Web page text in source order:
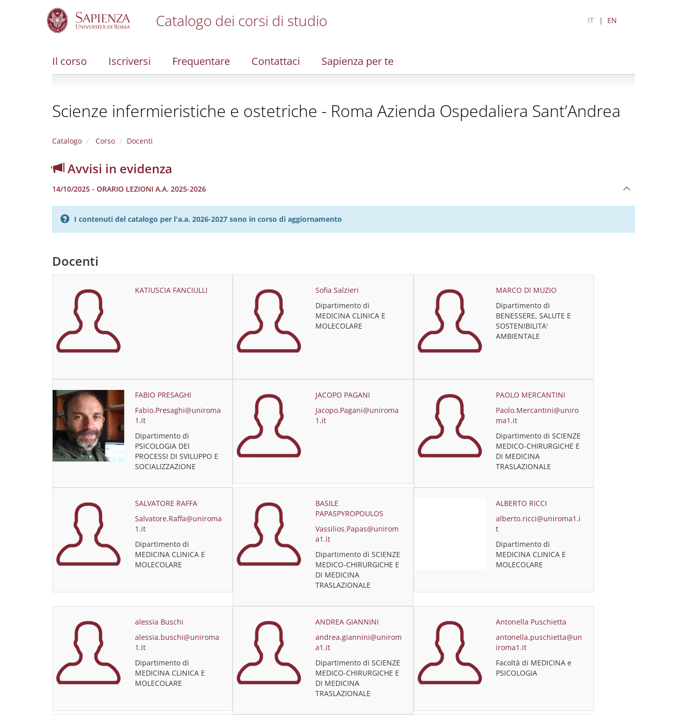
Catalogo dei corsi di studio IT EN
Il corso Iscriversi Frequentare Contattaci Sapienza per te
Scienze infermieristiche e ostetriche - Roma Azienda Ospedaliera Sant’Andrea
Catalogo Corso Docenti
Avvisi in evidenza
14/10/2025 - ORARIO LEZIONI A.A. 2025-2026
I contenuti del catalogo per l'a.a. 2026-2027 sono in corso di aggiornamento
Docenti
KATIUSCIA FANCIULLI
Sofia Salzieri
Dipartimento di
MEDICINA CLINICA E
MOLECOLARE
MARCO DI MUZIO
Dipartimento di
BENESSERE, SALUTE E
SOSTENIBILITA'
AMBIENTALE
FABIO PRESAGHI
Fabio.Presaghi@uniroma
1.it
Dipartimento di
PSICOLOGIA DEI
PROCESSI DI SVILUPPO E
SOCIALIZZAZIONE
JACOPO PAGANI
Jacopo.Pagani@uniroma
1.it
PAOLO MERCANTINI
Paolo.Mercantini@uniro
ma1.it
Dipartimento di SCIENZE
MEDICO-CHIRURGICHE E
DI MEDICINA
TRASLAZIONALE
SALVATORE RAFFA
Salvatore.Raffa@uniroma
1.it
Dipartimento di
MEDICINA CLINICA E
MOLECOLARE
BASILE
PAPASPYROPOULOS
Vassilios.Papas@unirom
a1.it
Dipartimento di SCIENZE
MEDICO-CHIRURGICHE E
DI MEDICINA
TRASLAZIONALE
ALBERTO RICCI
alberto.ricci@uniroma1.i
t
Dipartimento di
MEDICINA CLINICA E
MOLECOLARE
alessia Buschi
alessia.buschi@uniroma
1.it
Dipartimento di
MEDICINA CLINICA E
MOLECOLARE
ANDREA GIANNINI
andrea.giannini@unirom
a1.it
Dipartimento di SCIENZE
MEDICO-CHIRURGICHE E
DI MEDICINA
TRASLAZIONALE
Antonella Puschietta
antonella.puschietta@un
iroma1.it
Facoltà di MEDICINA e
PSICOLOGIA